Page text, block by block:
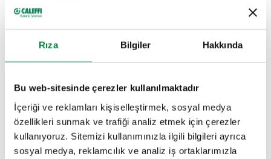
Rıza Bilgiler Hakkında
Bu web-sitesinde çerezler kullanılmaktadır
İçeriği ve reklamları kişiselleştirmek, sosyal medya
özellikleri sunmak ve trafiği analiz etmek için çerezler
kullanıyoruz. Sitemizi kullanımınızla ilgili bilgileri ayrıca
sosyal medya, reklamcılık ve analiz iş ortaklarımızla
Dijital oda krono-termostatı.
Elektrik Kaynağı:230 V AC
SERTIFIKASYONLAR